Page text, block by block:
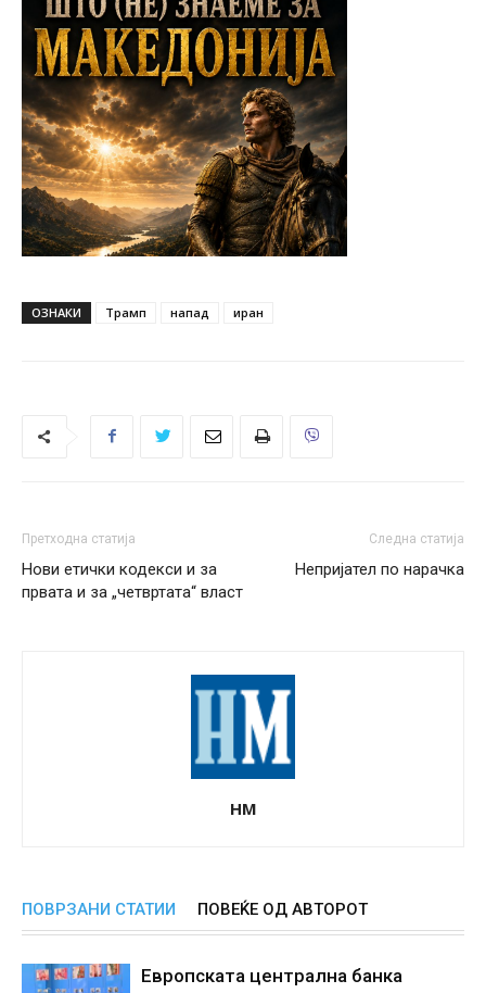
ОЗНАКИ Трамп напад иран
Претходна статија
Нови етички кодекси и за
првата и за „четвртата“ власт
Следна статија
Непријател по нарачка
НМ
ПОВРЗАНИ СТАТИИ ПОВЕЌЕ ОД АВТОРОТ
Европската централна банка